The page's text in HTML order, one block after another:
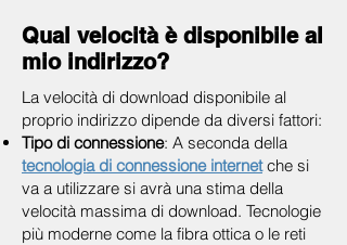
Qual velocità è disponibile al
mio indirizzo?
La velocità di download disponibile al
proprio indirizzo dipende da diversi fattori:
Tipo di connessione: A seconda della
tecnologia di connessione internetche si
va a utilizzare si avrà una stima della
velocità massima di download. Tecnologie
più moderne come la fibra ottica o le reti